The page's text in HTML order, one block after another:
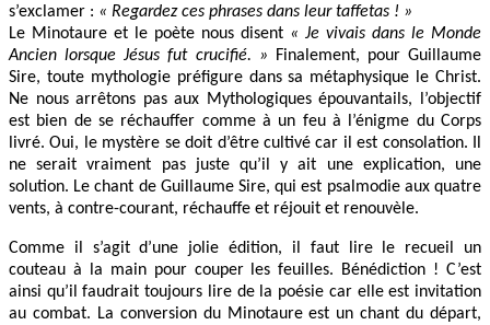
s’exclamer : « Regardez ces phrases dans leur taffetas ! »
Le Minotaure et le poète nous disent « Je vivais dans le Monde
Ancien lorsque Jésus fut crucifié. »
Finalement, pour Guillaume
Sire, toute mythologie préfigure dans sa métaphysique le Christ.
Ne nous arrêtons pas aux Mythologiques épouvantails, l’objectif
est bien de se réchauffer comme à un feu à l’énigme du Corps
livré. Oui, le mystère se doit d’être cultivé car il est consolation. Il
ne serait vraiment pas juste qu’il y ait une explication, une
solution. Le chant de Guillaume Sire, qui est psalmodie aux quatre
vents, à contre-courant, réchauffe et réjouit et renouvèle.
Comme il s’agit d’une jolie édition, il faut lire le recueil un
couteau à la main pour couper les feuilles. Bénédiction ! C’est
ainsi qu’il faudrait toujours lire de la poésie car elle est invitation
au combat. La conversion du Minotaure est un chant du départ,